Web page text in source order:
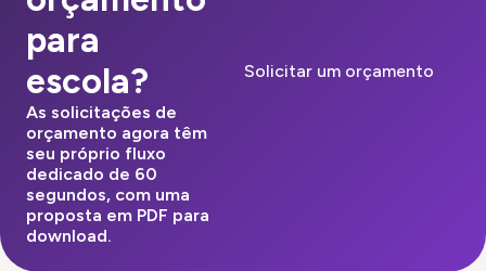
para
escola?
As solicitações de
orçamento agora têm
seu próprio fluxo
dedicado de 60
segundos, com uma
proposta em PDF para
download.
Solicitar um orçamento